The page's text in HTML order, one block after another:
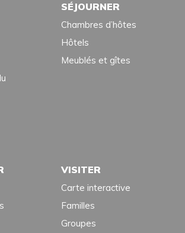
SÉJOURNER
Chambres d’hôtes
Hôtels
Meublés et gîtes
VISITER
Carte interactive
Familles
Groupes